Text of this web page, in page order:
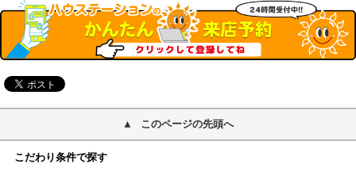
このページの先頭へ
こだわり条件で探す